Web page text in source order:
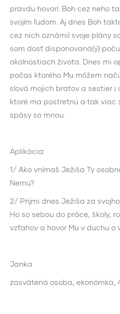
pravdu hovorí. Boh cez neho
svojím ľudom. Aj dnes Boh
cez nich oznámil svoje plány
som dosť disponovaná(ý)
okolnostiach života. Dnes mi
počas ktorého Mu môžem
slová mojich bratov a sestier i
ktoré ma postretnú a tak viac
spásy so mnou.
Aplikácia:
1/ Ako vnímaš Ježiša Ty
Nemu?
2/ Prijmi dnes Ježiša za
Ho so sebou do práce, školy,
vzťahov a hovor Mu v duchu o
Janka
zasvätená osoba, ekonómka,